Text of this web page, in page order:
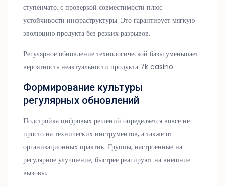
ступенчато, с проверкой совместимости плюс
устойчивости инфраструктуры. Это гарантирует мягкую
эволюцию продукта без резких разрывов.
Регулярное обновление технологической базы уменьшает
вероятность неактуальности продукта 7k casino.
Формирование культуры
регулярных обновлений
Подстройка цифровых решений определяется вовсе не
просто на технических инструментов, а также от
организационных практик. Группы, настроенные на
регулярное улучшение, быстрее реагируют на внешние
вызовы.